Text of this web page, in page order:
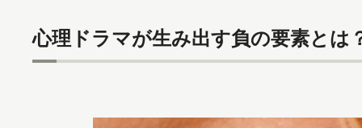
心理ドラマが生み出す負の要素とは